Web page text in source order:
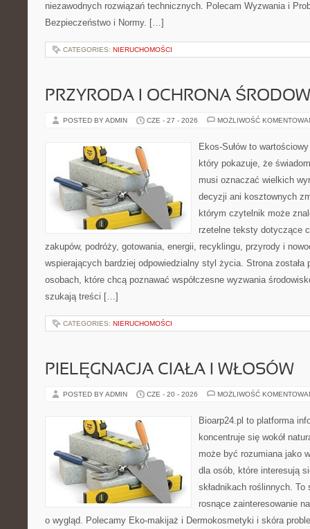
niezawodnych rozwiązań technicznych. Polecam Wyzwania i
Bezpieczeństwo i Normy. […]
CATEGORIES: NIERUCHOMOŚCI
PRZYRODA I OCHRONA
POSTED BY ADMIN CZE - 27 - 2026 MOŻLIWOŚĆ
Ekos-Sułów to
który pokazuje, że
musi oznaczać wielkich
decyzji ani kosztownych
którym czytelnik może
rzetelne teksty dotyczące
zakupów, podróży, gotowania, energii, recyklingu, przyrody i
wspierających bardziej odpowiedzialny styl życia. Strona została
osobach, które chcą poznawać współczesne wyzwania
szukają treści […]
CATEGORIES: NIERUCHOMOŚCI
PIELĘGNACJA CIAŁA I WŁOSÓW
POSTED BY ADMIN CZE - 20 - 2026 MOŻLIWOŚĆ
Bioarp24.pl to platforma
koncentruje się wokół
może być rozumiana jako
dla osób, które interesują
składnikach roślinnych.
rosnące zainteresowanie
o wygląd. Polecamy Eko-makijaż i Dermokosmetyki i skóra